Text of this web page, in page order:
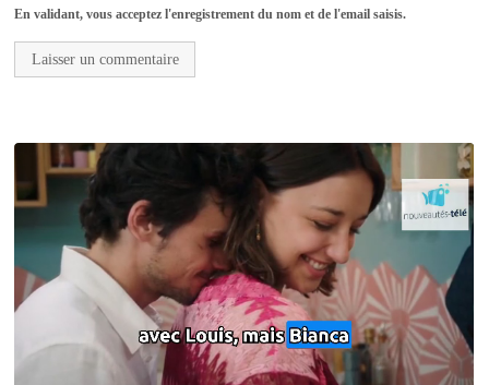
En validant, vous acceptez l'enregistrement du nom et de l'email saisis.